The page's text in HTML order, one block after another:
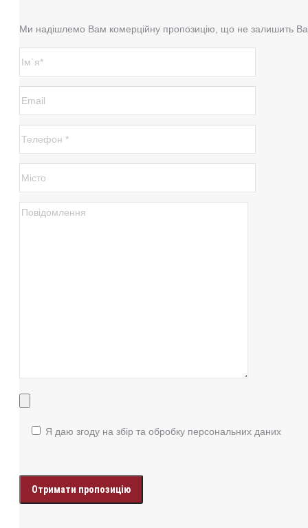
Ми надішлемо Вам комерційну пропозицію, що не залишить
Я даю згоду на збір та обробку персональних даних
your
data